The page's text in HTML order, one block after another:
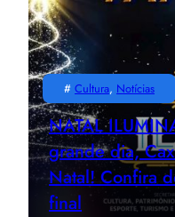
# Cultura, Notícias
NATAL
grande dia,
Natal! Confira
final